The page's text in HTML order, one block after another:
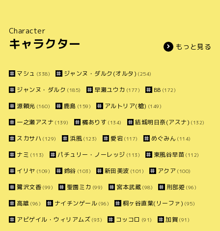
Character
キャラクター もっと見る
マシュ (338) ジャンヌ・ダルク(オルタ) (254)
ジャンヌ・ダルク (185) 早瀬ユウカ (177) BB (172)
源頼光 (160) 鹿島 (159) アルトリア(槍) (149)
一之瀬アスナ (139) 橘ありす (134) 結城明日奈(アスナ) (132)
スカサハ (129) 浜風 (123) 愛宕 (117) めぐみん (114)
ナミ (113) パチュリー・ノーレッジ (113) 東風谷早苗 (112)
イリヤ (109) 鈴谷 (103) 新田美波 (101) アクア (100)
鷺沢文香 (99) 聖園ミカ (99) 宮本武蔵 (98) 刑部姫 (96)
高雄 (96) ナイチンゲール (96) 桐ヶ谷直葉(リーファ) (95)
アビゲイル・ウィリアムズ (93) コッコロ (91) 加賀 (91)